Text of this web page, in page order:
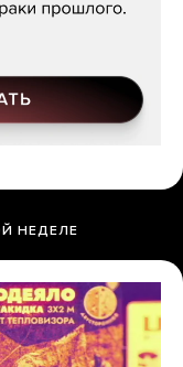
НЕДЕЛЕ